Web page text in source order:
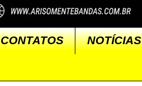
CONTATOS NOTÍCIAS